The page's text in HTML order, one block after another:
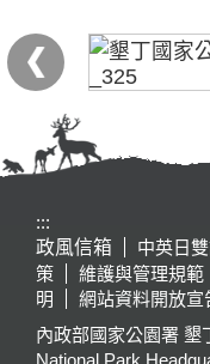
:::
政風信箱
中英日
策
維護與管理規範
明
網站資料開放宣
內政部國家公園署 墾
National Park